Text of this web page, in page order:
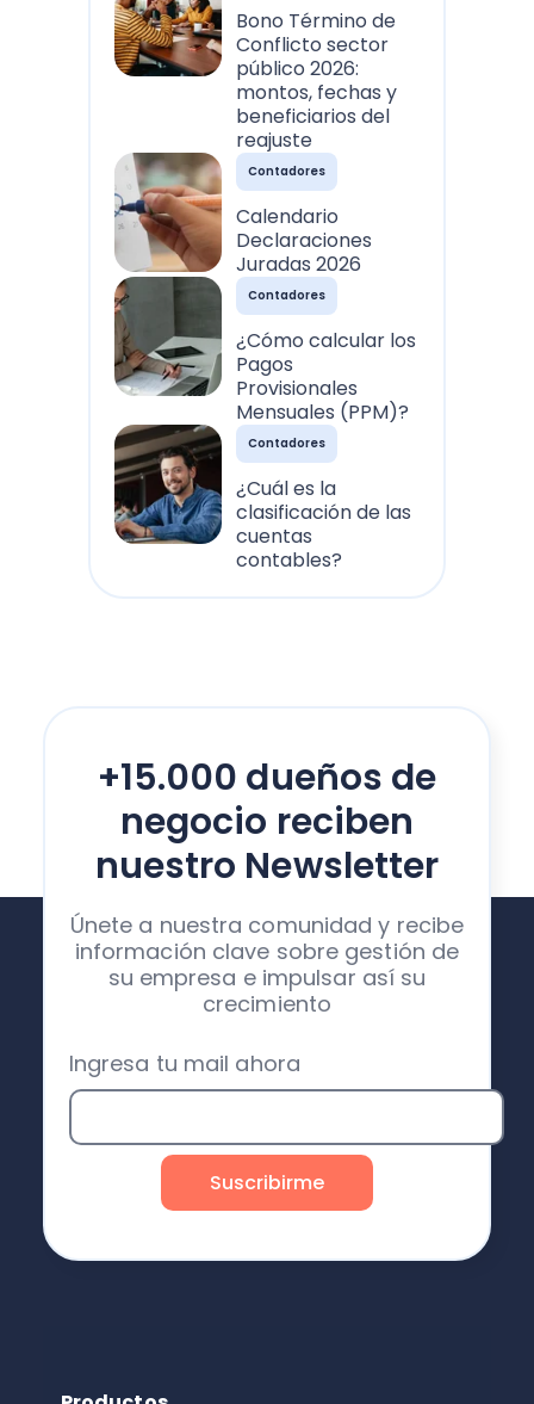
Bono Término de
Conflicto sector
público 2026:
montos, fechas y
beneficiarios del
reajuste
Contadores
Calendario
Declaraciones
Juradas 2026
Contadores
¿Cómo calcular los
Pagos
Provisionales
Mensuales (PPM)?
Contadores
¿Cuál es la
clasificación de las
cuentas
contables?
+15.000 dueños de
negocio reciben
nuestro Newsletter
Únete a nuestra comunidad y recibe
información clave sobre gestión de
su empresa e impulsar así su
crecimiento
Ingresa tu mail ahora